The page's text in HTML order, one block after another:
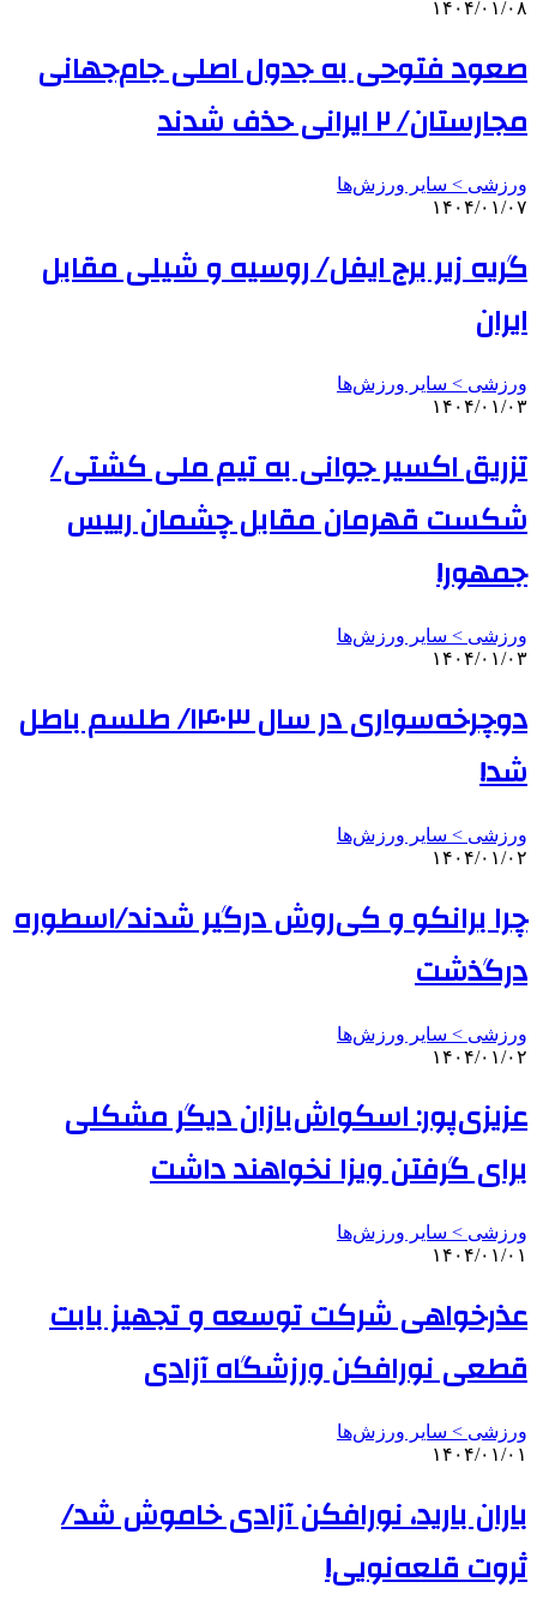
۱۴۰۴/۰۱/۰۸
صعود فتوحی به جدول اصلی جام‌جهانی
مجارستان/ ۲ ایرانی حذف شدند
ورزشی > سایر ورزش‌ها
۱۴۰۴/۰۱/۰۷
گریه زیر برج ایفل/ روسیه و شیلی مقابل
ایران
ورزشی > سایر ورزش‌ها
۱۴۰۴/۰۱/۰۳
تزریق اکسیر جوانی به تیم ملی کشتی/
شکست قهرمان مقابل چشمان رییس
جمهور!
ورزشی > سایر ورزش‌ها
۱۴۰۴/۰۱/۰۳
دوچرخه‌سواری در سال ۱۴۰۳/ طلسم باطل
شد!
ورزشی > سایر ورزش‌ها
۱۴۰۴/۰۱/۰۲
چرا برانکو و کی‌روش درگیر شدند/اسطوره
درگذشت
ورزشی > سایر ورزش‌ها
۱۴۰۴/۰۱/۰۲
عزیزی‌پور: اسکواش‌بازان دیگر مشکلی
برای گرفتن ویزا نخواهند داشت
ورزشی > سایر ورزش‌ها
۱۴۰۴/۰۱/۰۱
عذرخواهی شرکت توسعه و تجهیز بابت
قطعی نورافکن ورزشگاه آزادی
ورزشی > سایر ورزش‌ها
۱۴۰۴/۰۱/۰۱
باران بارید، نورافکن آزادی خاموش شد/
ثروت قلعه‌نویی!